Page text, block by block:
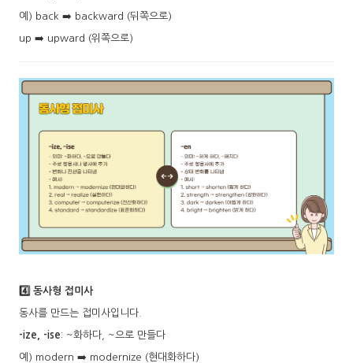
예) back ➡️ backward (뒤쪽으로)
up ➡️ upward (위쪽으로)
4️⃣ 동사형 접미사
동사를 만드는 접미사입니다.
-ize, -ise: ~화하다, ~으로 만들다
예) modern ➡️ modernize (현대화하다)